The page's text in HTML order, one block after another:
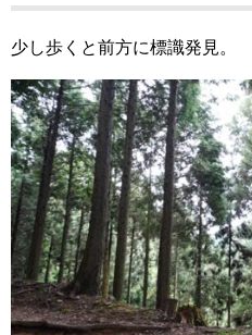
少し歩くと前方に標識発見。